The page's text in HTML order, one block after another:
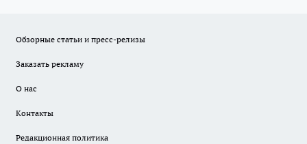
Обзорные статьи и пресс-релизы
Заказать рекламу
О нас
Контакты
Редакционная политика